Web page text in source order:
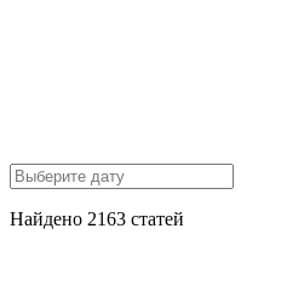
Найдено 2163 статей